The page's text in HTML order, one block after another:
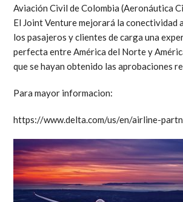
Aviación Civil de Colombia (Aeronáutica
El Joint Venture mejorará la conectividad
los pasajeros y clientes de carga una
perfecta entre América del Norte y
que se hayan obtenido las aprobaciones
Para mayor informacion:
https://www.delta.com/us/en/airline-